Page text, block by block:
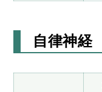
自律神経